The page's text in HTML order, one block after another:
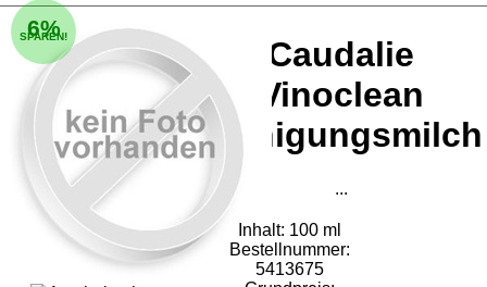
Caudalie
Vinoclean
Reinigungsmilch
6%
SPAREN!
...
Inhalt: 100 ml
Bestellnummer:
5413675